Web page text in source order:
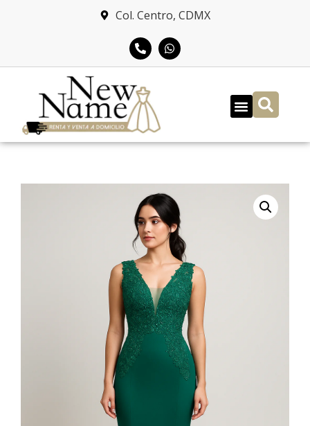
Col. Centro, CDMX